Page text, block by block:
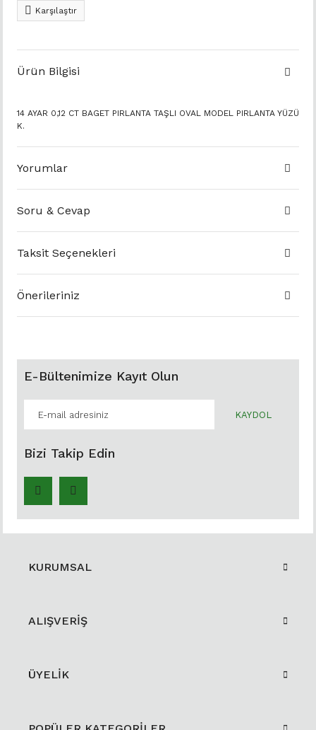
Karşılaştır
Ürün Bilgisi
14 AYAR 0,12 CT BAGET PIRLANTA TAŞLI OVAL MODEL PIRLANTA YÜZÜ
K.
Yorumlar
Soru & Cevap
Taksit Seçenekleri
Önerileriniz
E-Bültenimize Kayıt Olun
KAYDOL
Bizi Takip Edin
KURUMSAL
ALIŞVERİŞ
ÜYELİK